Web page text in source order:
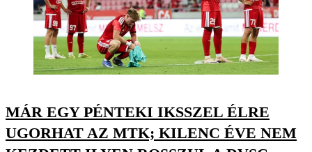
MÁR EGY PÉNTEKI IKSSZEL ÉLRE
UGORHAT AZ MTK; KILENC ÉVE NEM